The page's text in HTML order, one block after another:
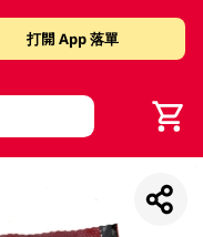
打開 App 落單